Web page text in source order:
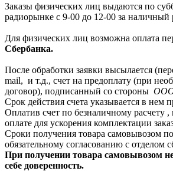
Заказы физических лиц выдаются по
радиорынке с 9-00 до 12-00 за наличный
Для физических лиц возможна оплата
Сбербанка.
После обработки заявки высылается
mail, и т.д., счет на предоплату (при
договор), подписанный со стороны
Срок действия счета указывается в нем
Оплатив счет по безналичному расчету
оплате для ускорения комплектации
Сроки получения товара самовывозом
обязательному согласованию с отделом
При получении товара самовывозом
себе доверенность.